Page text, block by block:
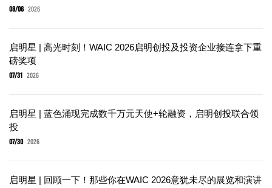
08/06 2026
启明星 | 高光时刻！WAIC 2026启明创投及投资企业接连拿下重
磅奖项
07/31 2026
启明星 | 蓝色涌现完成数千万元天使+轮融资，启明创投联合领
投
07/30 2026
启明星 | 回顾一下！那些你在WAIC 2026意犹未尽的展览和演讲